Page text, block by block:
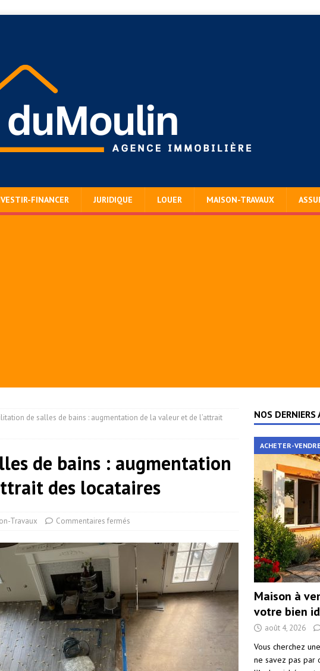
FINANCER JURIDIQUE LOUER MAISON-TRAVAUX
de salles de bains : augmentation de la valeur et de l’attrait
de bains : augmentation
des locataires
Travaux Commentaires fermés
NOS DERNIERS
ACHETER-VENDRE
Maison à
votre bien
août 4, 2026
Vous cherchez
ne savez pas par